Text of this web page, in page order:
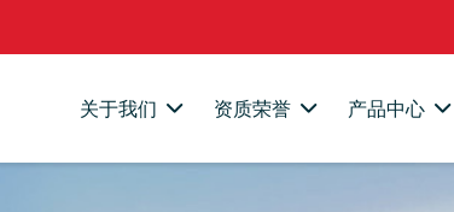
关于我们 资质荣誉 产品中心